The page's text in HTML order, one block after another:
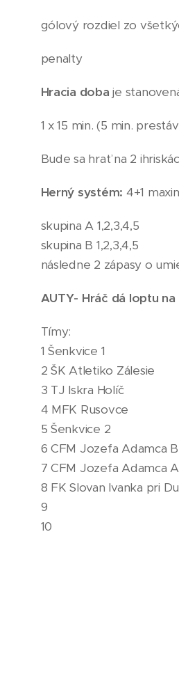
gólový rozdiel zo
penalty
Hracia doba je
1 x 15 min. (5 min.
Bude sa hrať na 2
Herný systém: 4+1
skupina A 1,2,3,4,5
skupina B 1,2,3,4,5
následne 2 zápasy o
AUTY- Hráč dá loptu
Tímy:
1 Šenkvice 1
2 ŠK Atletiko Zálesie
3 TJ Iskra Holíč
4 MFK Rusovce
5 Šenkvice 2
6 CFM Jozefa Adamca B
7 CFM Jozefa Adamca A
8 FK Slovan Ivanka pri
9
10